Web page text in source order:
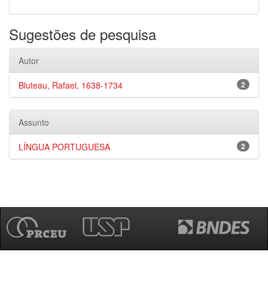
Sugestões de pesquisa
Autor
2
Bluteau, Rafael, 1638-1734
Assunto
2
LÍNGUA PORTUGUESA